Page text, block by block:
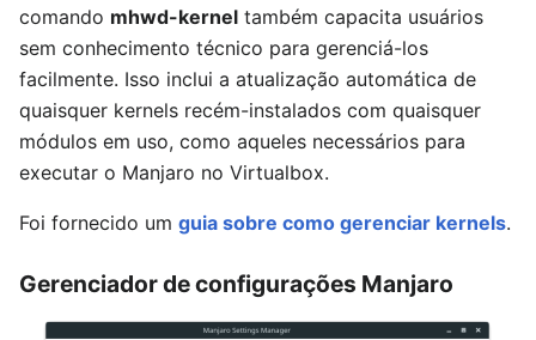
comando mhwd-kernel também capacita usuários
sem conhecimento técnico para gerenciá-los
facilmente. Isso inclui a atualização automática de
quaisquer kernels recém-instalados com quaisquer
módulos em uso, como aqueles necessários para
executar o Manjaro no Virtualbox.
Foi fornecido um guia sobre como gerenciar kernels.
Gerenciador de configurações Manjaro